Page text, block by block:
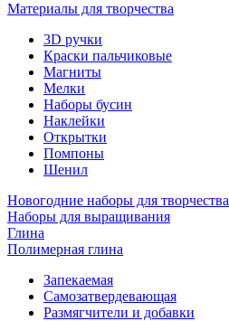
Материалы для творчества
3D ручки
Краски пальчиковые
Магниты
Мелки
Наборы бусин
Наклейки
Открытки
Помпоны
Шенил
Новогодние наборы для творчества
Наборы для выращивания
Глина
Полимерная глина
Запекаемая
Самозатвердевающая
Размягчители и добавки